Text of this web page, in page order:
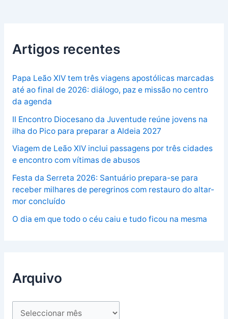
Artigos recentes
Papa Leão XIV tem três viagens apostólicas marcadas
até ao final de 2026: diálogo, paz e missão no centro
da agenda
II Encontro Diocesano da Juventude reúne jovens na
ilha do Pico para preparar a Aldeia 2027
Viagem de Leão XIV inclui passagens por três cidades
e encontro com vítimas de abusos
Festa da Serreta 2026: Santuário prepara-se para
receber milhares de peregrinos com restauro do altar-
mor concluído
O dia em que todo o céu caiu e tudo ficou na mesma
Arquivo